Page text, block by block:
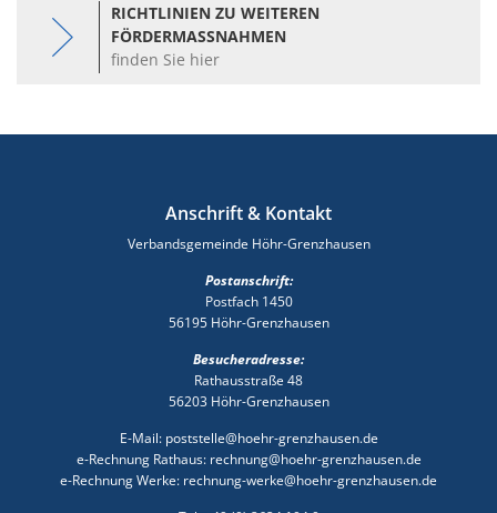
RICHTLINIEN ZU WEITEREN
FÖRDERMASSNAHMEN
finden Sie hier
Anschrift & Kontakt
Verbandsgemeinde Höhr-Grenzhausen
Postanschrift:
Postfach 1450
56195 Höhr-Grenzhausen
Besucheradresse:
Rathausstraße 48
56203 Höhr-Grenzhausen
E-Mail: poststelle@hoehr-grenzhausen.de
e-Rechnung Rathaus: rechnung@hoehr-grenzhausen.de
e-Rechnung Werke: rechnung-werke@hoehr-grenzhausen.de